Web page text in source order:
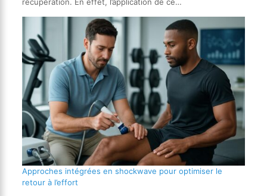
récupération. En effet, l’application de ce…
Approches intégrées en shockwave pour optimiser le
retour à l’effort